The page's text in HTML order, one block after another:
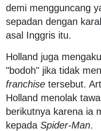
demi mengguncang
sepadan dengan
asal Inggris itu.
Holland juga
"bodoh" jika tidak
franchise tersebut.
Holland menolak
berikutnya karena ia
kepada Spider-Man.